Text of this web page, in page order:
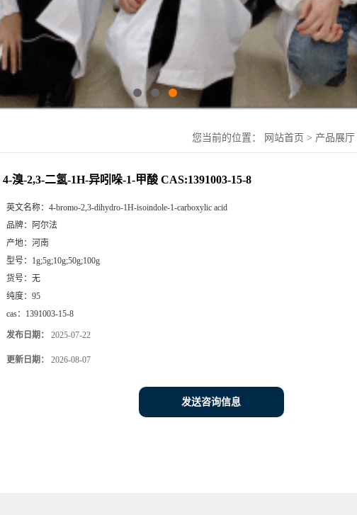
您当前的位置： 网站首页 > 产品展厅
4-溴-2,3-二氢-1H-异吲哚-1-甲酸 CAS:1391003-15-8
英文名称： 4-bromo-2,3-dihydro-1H-isoindole-1-carboxylic acid
品牌： 阿尔法
产地： 河南
型号： 1g;5g;10g;50g;100g
货号： 无
纯度： 95
cas： 1391003-15-8
发布日期： 2025-07-22
更新日期： 2026-08-07
发送咨询信息